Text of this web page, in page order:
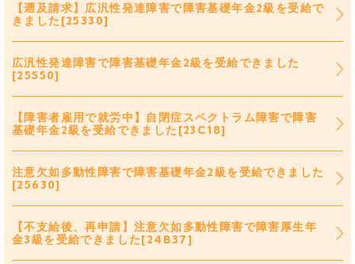
【遡及請求】広汎性発達障害で障害基礎年金2級を受給で
きました[25330]
広汎性発達障害で障害基礎年金2級を受給できました
[25550]
【障害者雇用で就労中】自閉症スペクトラム障害で障害
基礎年金2級を受給できました[23C18]
注意欠如多動性障害で障害基礎年金2級を受給できました
[25630]
【不支給後、再申請】注意欠如多動性障害で障害厚生年
金3級を受給できました[24B37]